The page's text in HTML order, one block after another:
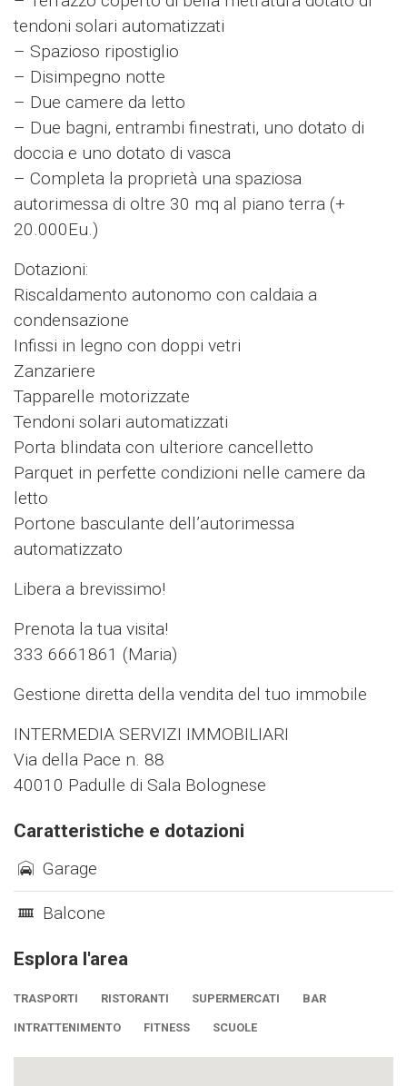
tendoni solari automatizzati
– Spazioso ripostiglio
– Disimpegno notte
– Due camere da letto
– Due bagni, entrambi finestrati, uno dotato di
doccia e uno dotato di vasca
– Completa la proprietà una spaziosa
autorimessa di oltre 30 mq al piano terra (+
20.000Eu.)
Dotazioni:
Riscaldamento autonomo con caldaia a
condensazione
Infissi in legno con doppi vetri
Zanzariere
Tapparelle motorizzate
Tendoni solari automatizzati
Porta blindata con ulteriore cancelletto
Parquet in perfette condizioni nelle camere da
letto
Portone basculante dell’autorimessa
automatizzato
Libera a brevissimo!
Prenota la tua visita!
333 6661861 (Maria)
Gestione diretta della vendita del tuo immobile
INTERMEDIA SERVIZI IMMOBILIARI
Via della Pace n. 88
40010 Padulle di Sala Bolognese
Caratteristiche e dotazioni
Garage
Balcone
Esplora l'area
TRASPORTI RISTORANTI SUPERMERCATI BAR
INTRATTENIMENTO FITNESS SCUOLE